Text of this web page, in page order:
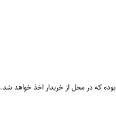
که در محل از خریدار اخذ خواهد شد.